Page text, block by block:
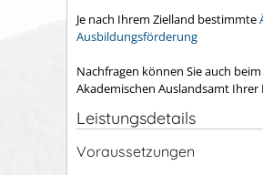
Je nach Ihrem Zielland bestimmte
Ausbildungsförderung
Nachfragen können Sie auch beim
Akademischen Auslandsamt Ihrer
Leistungsdetails
Voraussetzungen